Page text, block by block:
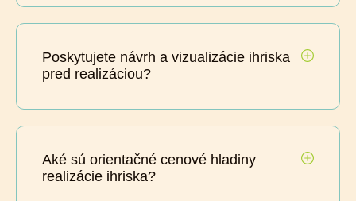
Poskytujete návrh a vizualizácie ihriska
pred realizáciou?
Aké sú orientačné cenové hladiny
realizácie ihriska?